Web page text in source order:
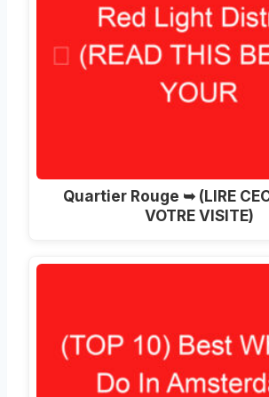
Quartier Rouge ➥ (LIRE
VOTRE VISITE)